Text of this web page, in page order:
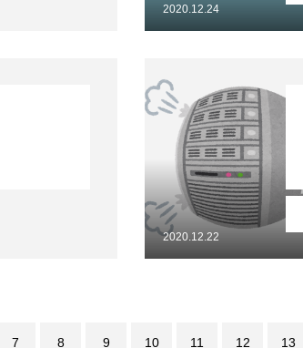
2020.12.24
2020.12.22
7 8 9 10 11 12 13